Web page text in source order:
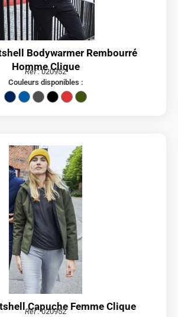
Bodywarmer Rembourré
Homme Clique
Réf :020952
Couleurs disponibles :
Capuche Femme Clique
Réf :020952